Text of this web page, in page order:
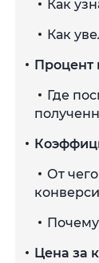
Как
Как
Процент
Где
От
Цена за